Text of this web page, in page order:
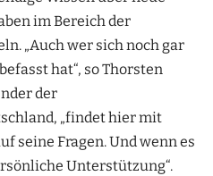
im Bereich der
„Auch wer sich noch gar
hat“, so Thorsten
der
„findet hier mit
seine Fragen. Und wenn es
Unterstützung“.